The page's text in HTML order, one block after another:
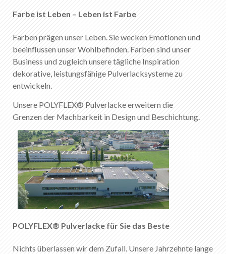
0
Über KABE Farben
Downloads
Verkaufsstellen
DE FR EN IT
Farbe ist Leben – Leben ist Farbe
Farben prägen unser Leben. Sie wecken Emotionen und
beeinflussen unser Wohlbefinden. Farben sind unser
Business und zugleich unsere tägliche Inspiration
dekorative, leistungsfähige Pulverlacksysteme zu
entwickeln.
Unsere POLYFLEX® Pulverlacke erweitern die
Grenzen der Machbarkeit in Design und Beschichtung.
POLYFLEX® Pulverlacke für Sie das Beste
Nichts überlassen wir dem Zufall. Unsere Jahrzehnte lange